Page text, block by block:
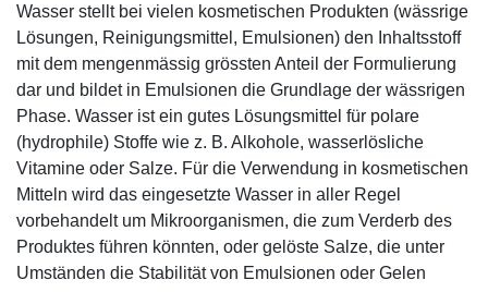
Wasser stellt bei vielen kosmetischen Produkten (wässrige
Lösungen, Reinigungsmittel, Emulsionen) den Inhaltsstoff
mit dem mengenmässig grössten Anteil der Formulierung
dar und bildet in Emulsionen die Grundlage der wässrigen
Phase. Wasser ist ein gutes Lösungsmittel für polare
(hydrophile) Stoffe wie z. B. Alkohole, wasserlösliche
Vitamine oder Salze. Für die Verwendung in kosmetischen
Mitteln wird das eingesetzte Wasser in aller Regel
vorbehandelt um Mikroorganismen, die zum Verderb des
Produktes führen könnten, oder gelöste Salze, die unter
Umständen die Stabilität von Emulsionen oder Gelen